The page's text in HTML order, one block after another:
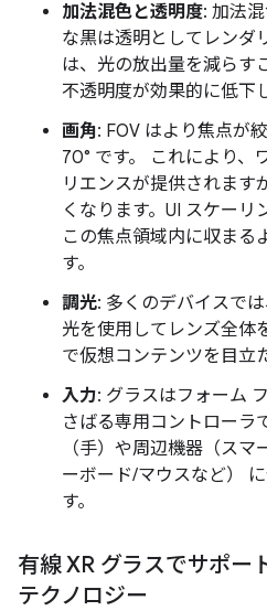
加法混色と透明度: 加法
な黒は透明としてレンダ
は、光の放出量を減らす
不透明度が効果的に低下
画角: FOV はより焦点が
70° です。 これにより、
リエンスが提供されます
くなります。UI スケー
この焦点領域内に収まる
す。
調光: 多くのデバイスで
光を使用してレンズ全体
で仮想コンテンツを目立
入力: グラスはフォーム
さばる専用コントローラ
（手）や周辺機器（ス
ーボード/マウスなど）
す。
有線 XR グラスでサポー
テクノロジー